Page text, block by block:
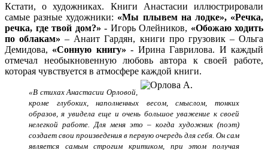
Кстати, о художниках. Книги Анастасии иллюстрировали
самые разные художники: «Мы плывем на лодке», «Речка,
речка, где твой дом?» - Игорь Олейников, «Обожаю ходить
по облакам» – Анаит Гардян, книги про грузовик – Ольга
Демидова, «Сонную книгу» - Ирина Гаврилова. И каждый
отмечал необыкновенную любовь автора к своей работе,
которая чувствуется в атмосфере каждой книги.
«В стихах Анастасии Орловой,
кроме глубоких, наполненных весом, смыслом, тонких
образов, я увидела еще и очень большое уважение к своей
нелегкой работе. Для меня это – когда художник (поэт)
создает свои произведения в первую очередь для себя. Он сам
является самым строгим критиком, при этом получая